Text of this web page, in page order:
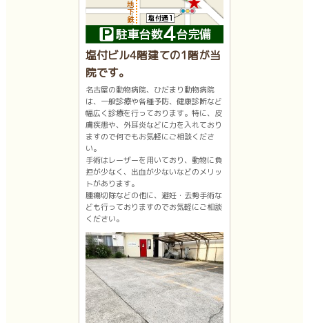
塩付ビル4階建ての1階が当
院です。
名古屋の動物病院、ひだまり動物病院
は、一般診療や各種予防、健康診断など
幅広く診療を行っております。特に、皮
膚疾患や、外耳炎などに力を入れており
ますので何でもお気軽にご相談くださ
い。
手術はレーザーを用いており、動物に負
担が少なく、出血が少ないなどのメリッ
トがあります。
腫瘍切除などの他に、避妊・去勢手術な
ども行っておりますのでお気軽にご相談
ください。